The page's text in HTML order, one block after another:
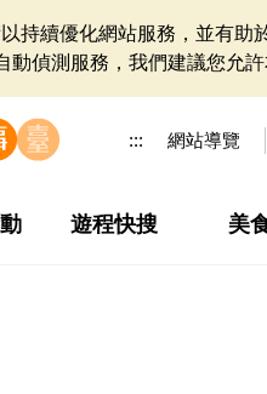
持續優化網站服務，並有助
動偵測服務，我們建議您允
::: 網站導覽
遊程快搜 美